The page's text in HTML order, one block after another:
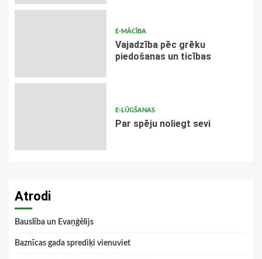
E-MĀCĪBA
Vajadzība pēc grēku
piedošanas un ticības
E-LŪGŠANAS
Par spēju noliegt sevi
Atrodi
Bauslība un Evaņģēlijs
Baznīcas gada sprediķi vienuviet